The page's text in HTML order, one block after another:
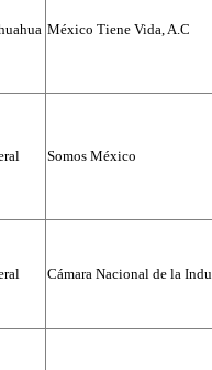
México Tiene Vida, A.C
Somos México
Cámara Nacional de la